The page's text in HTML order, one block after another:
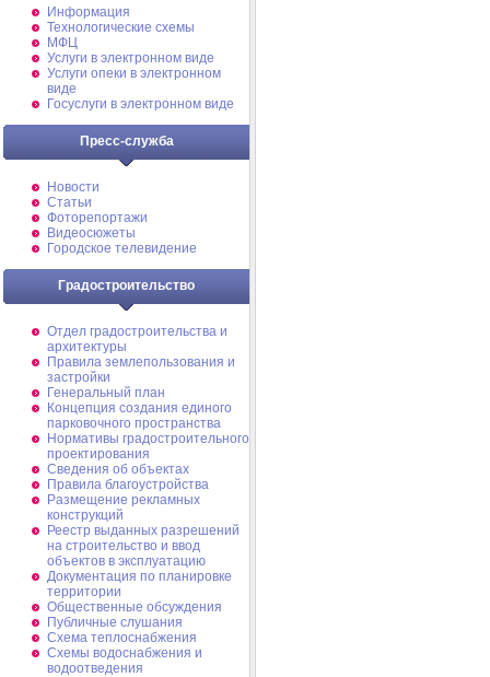
Информация
Технологические схемы
МФЦ
Услуги в электронном виде
Услуги опеки в электронном
виде
Госуслуги в электронном виде
Пресс-служба
Новости
Статьи
Фоторепортажи
Видеосюжеты
Городское телевидение
Градостроительство
Отдел градостроительства и
архитектуры
Правила землепользования и
застройки
Генеральный план
Концепция создания единого
парковочного пространства
Нормативы градостроительного
проектирования
Сведения об объектах
Правила благоустройства
Размещение рекламных
конструкций
Реестр выданных разрешений
на строительство и ввод
объектов в эксплуатацию
Документация по планировке
территории
Общественные обсуждения
Публичные слушания
Схема теплоснабжения
Схемы водоснабжения и
водоотведения